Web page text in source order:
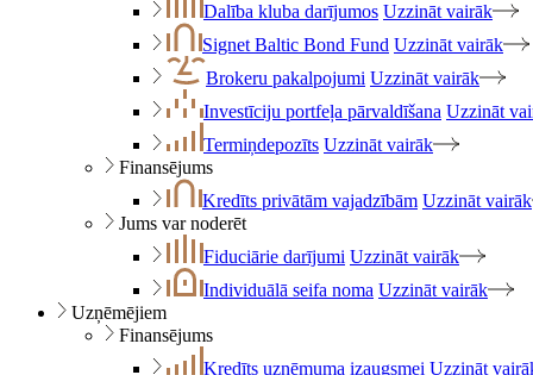
Dalība kluba darījumos Uzzināt vairāk
Signet Baltic Bond Fund Uzzināt vairāk
Brokeru pakalpojumi Uzzināt vairāk
Investīciju portfeļa pārvaldīšana Uzzināt
Termiņdepozīts Uzzināt vairāk
Finansējums
Kredīts privātām vajadzībām Uzzināt vairāk
Jums var noderēt
Fiduciārie darījumi Uzzināt vairāk
Individuālā seifa noma Uzzināt vairāk
Uzņēmējiem
Finansējums
Kredīts uzņēmuma izaugsmei Uzzināt